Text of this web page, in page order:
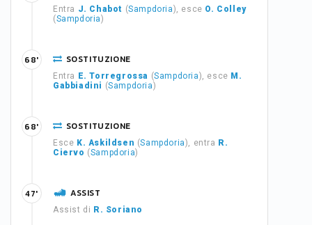
Entra J. Chabot (Sampdoria), esce O. Colley
(Sampdoria)
SOSTITUZIONE
Entra E. Torregrossa (Sampdoria), esce M.
Gabbiadini (Sampdoria)
68'
SOSTITUZIONE
Esce K. Askildsen (Sampdoria), entra R.
Ciervo (Sampdoria)
68'
ASSIST
Assist di R. Soriano
47'